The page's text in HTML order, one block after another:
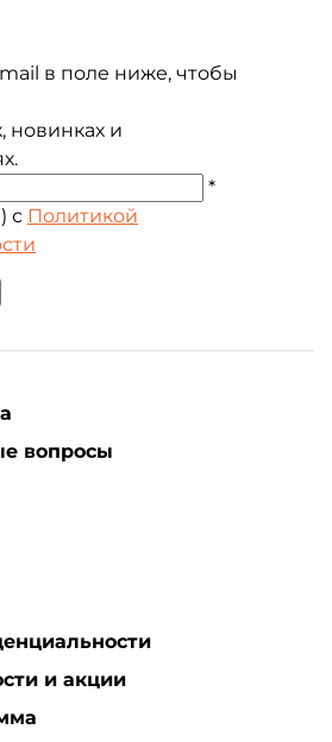
в поле ниже, чтобы
новинках и
*
с Политикой
вопросы
и акции